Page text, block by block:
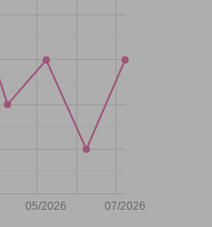
05/2026 07/2026